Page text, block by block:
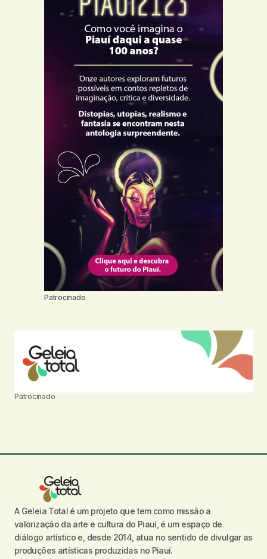
Patrocinado
Patrocinado
A Geleia Total é um projeto que tem como missão a
valorização da arte e cultura do Piauí, é um espaço de
diálogo artístico e, desde 2014, atua no sentido de divulgar as
produções artísticas produzidas no Piauí.